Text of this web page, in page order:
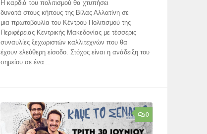
Η καρδιά του πολιτισμού θα χτυπήσει
δυνατά στους κήπους της Βίλας Αλλατίνη σε
μια πρωτοβουλία του Κέντρου Πολιτισμού της
Περιφέρειας Κεντρικής Μακεδονίας με τέσσερις
συναυλίες ξεχωριστών καλλιτεχνών που θα
έχουν ελεύθερη είσοδο. Στόχος είναι η ανάδειξη του
σημείου σε ένα...
0